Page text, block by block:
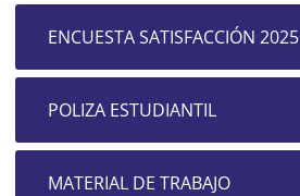
ENCUESTA SATISFACCIÓN 2025
POLIZA ESTUDIANTIL
MATERIAL DE TRABAJO